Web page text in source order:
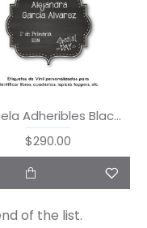
Escuela Adheribles Blackboard
$290.00
of the list.